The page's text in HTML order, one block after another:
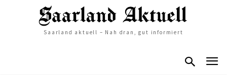
Saarland aktuell – Nah dran, gut informiert